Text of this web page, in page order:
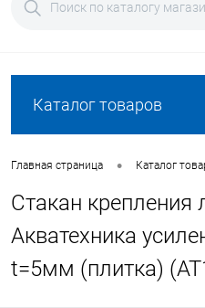
Каталог товаров
Главная страница • Каталог
Стакан крепления
Акватехника
t=5мм (плитка)